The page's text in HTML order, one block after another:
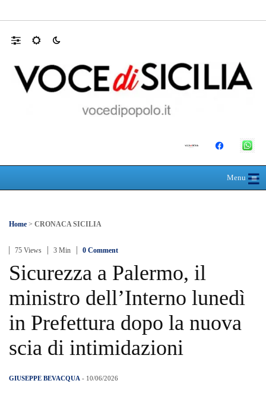
Menu≡
☰
Home > CRONACA SICILIA
75 Views 3 Min 0 Comment
Sicurezza a Palermo, il
ministro dell’Interno lunedì
in Prefettura dopo la nuova
scia di intimidazioni
GIUSEPPE BEVACQUA - 10/06/2026